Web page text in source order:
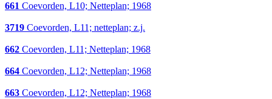
661 Coevorden, L10; Netteplan; 1968
3719 Coevorden, L11; netteplan; z.j.
662 Coevorden, L11; Netteplan; 1968
664 Coevorden, L12; Netteplan; 1968
663 Coevorden, L12; Netteplan; 1968